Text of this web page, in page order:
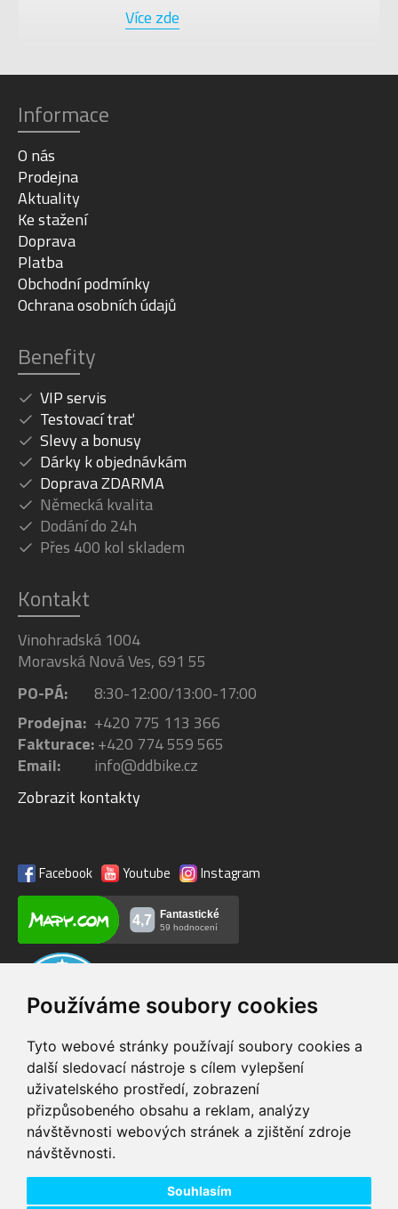
Používáme soubory cookies
Tyto webové stránky používají soubory cookies a
další sledovací nástroje s cílem vylepšení
uživatelského prostředí, zobrazení
přizpůsobeného obsahu a reklam, analýzy
návštěvnosti webových stránek a zjištění zdroje
návštěvnosti.
Souhlasím
Více zde
Informace
O nás
Prodejna
Aktuality
Ke stažení
Doprava
Platba
Obchodní podmínky
Ochrana osobních údajů
Benefity
VIP servis
Testovací trať
Slevy a bonusy
Dárky k objednávkám
Doprava ZDARMA
Německá kvalita
Dodání do 24h
Přes 400 kol skladem
Kontakt
Vinohradská 1004
Moravská Nová Ves, 691 55
PO-PÁ:
8:30-12:00/13:00-17:00
Prodejna: +420 775 113 366
Fakturace:+420 774 559 565
Email:
info@ddbike.cz
Zobrazit kontakty
Facebook Youtube Instagram
VIP servis
na zakoupená
elektrokola
Testovací trať
možnost vyzkoušet si
elektrokola
Doprava ZDARMA
pro objednávky nad 1600 zboží skladem při